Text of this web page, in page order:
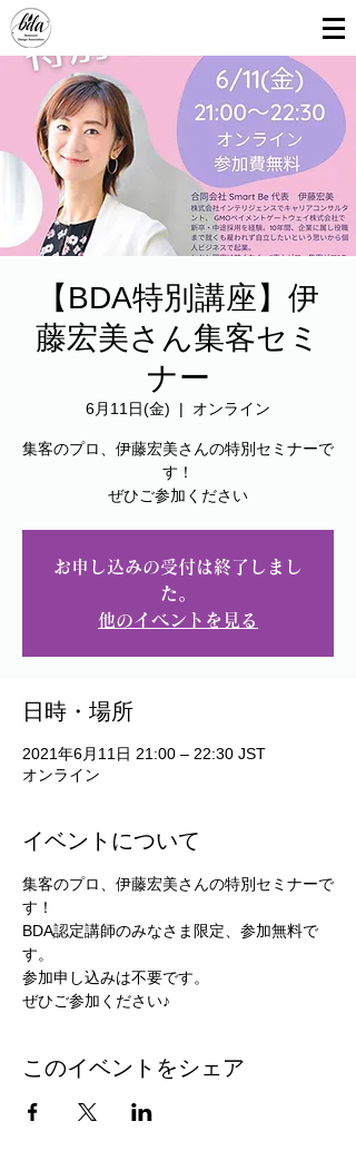
【BDA特別講座】伊
藤宏美さん集客セミ
ナー
6月11日(金)
  |
オンライン
集客のプロ、伊藤宏美さんの特別セミナーで
す！
ぜひご参加ください
お申し込みの受付は終了しまし
た。
他のイベントを見る
日時・場所
2021年6月11日 21:00 – 22:30 JST
オンライン
イベントについて
集客のプロ、伊藤宏美さんの特別セミナーで
す！
BDA認定講師のみなさま限定、参加無料で
す。
参加申し込みは不要です。
ぜひご参加ください♪
このイベントをシェア